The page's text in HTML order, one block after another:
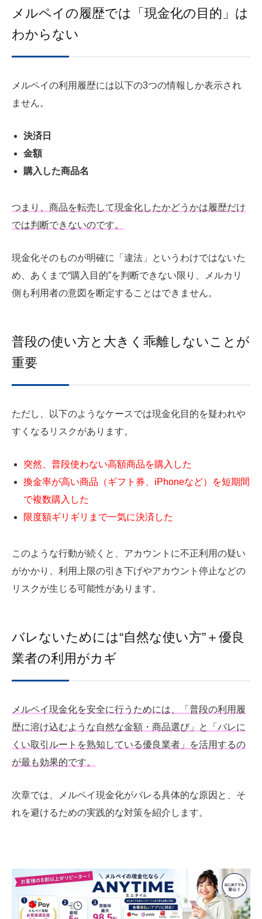
メルペイの履歴では「現金化の目的」は
わからない
メルペイの利用履歴には以下の3つの情報しか表示され
ません。
決済日
金額
購入した商品名
つまり、商品を転売して現金化したかどうかは履歴だけ
では判断できないのです。
現金化そのものが明確に「違法」というわけではないた
め、あくまで“購入目的”を判断できない限り、メルカリ
側も利用者の意図を断定することはできません。
普段の使い方と大きく乖離しないことが
重要
ただし、以下のようなケースでは現金化目的を疑われや
すくなるリスクがあります。
突然、普段使わない高額商品を購入した
換金率が高い商品（ギフト券、iPhoneなど）を短期間
で複数購入した
限度額ギリギリまで一気に決済した
このような行動が続くと、アカウントに不正利用の疑い
がかかり、利用上限の引き下げやアカウント停止などの
リスクが生じる可能性があります。
バレないためには“自然な使い方”＋優良
業者の利用がカギ
メルペイ現金化を安全に行うためには、「普段の利用履
歴に溶け込むような自然な金額・商品選び」と「バレに
くい取引ルートを熟知している優良業者」を活用するの
が最も効果的です。
次章では、メルペイ現金化がバレる具体的な原因と、そ
れを避けるための実践的な対策を紹介します。